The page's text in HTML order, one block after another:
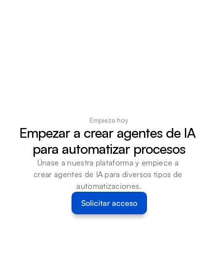
Empieza hoy
Empezar a crear agentes de IA
para automatizar procesos
Únase a nuestra plataforma y empiece a
crear agentes de IA para diversos tipos de
automatizaciones.
Solicitar acceso